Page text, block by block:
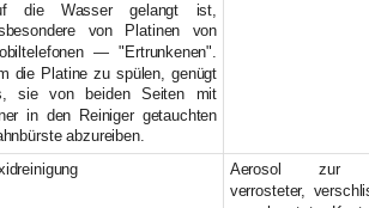
die Wasser gelangt ist,
von Platinen von
— "Ertrunkenen".
die Platine zu spülen, genügt
sie von beiden Seiten mit
in den Reiniger getauchten
abzureiben.
Aerosol zur
verrosteter,